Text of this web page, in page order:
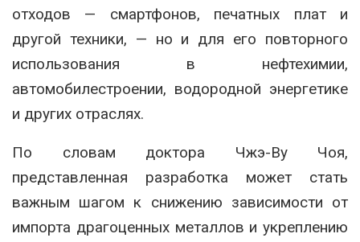
отходов — смартфонов, печатных плат и
другой техники, — но и для его повторного
использования в нефтехимии,
автомобилестроении, водородной энергетике
и других отраслях.
По словам доктора Чжэ-Ву Чоя,
представленная разработка может стать
важным шагом к снижению зависимости от
импорта драгоценных металлов и укреплению